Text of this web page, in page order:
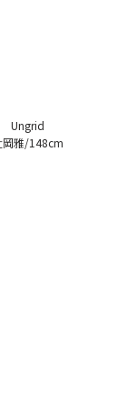
Ungrid
岡雅/148cm